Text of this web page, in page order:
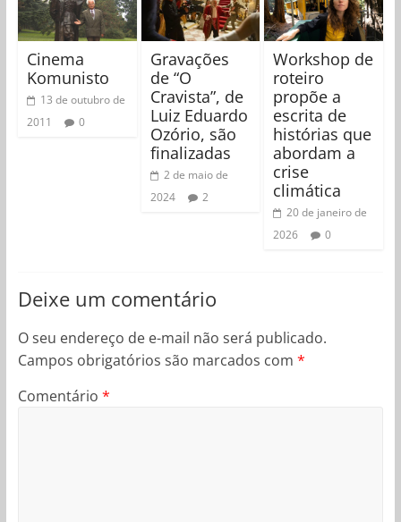
Cinema
Komunisto
13 de outubro de
2011
0
Gravações
de “O
Cravista”, de
Luiz Eduardo
Ozório, são
finalizadas
2 de maio de
2024
2
Workshop de
roteiro
propõe a
escrita de
histórias que
abordam a
crise
climática
20 de janeiro de
2026
0
Deixe um comentário
O seu endereço de e-mail não será publicado.
Campos obrigatórios são marcados com *
Comentário *